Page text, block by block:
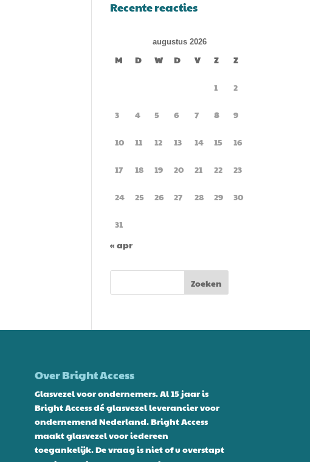
Recente reacties
augustus 2026
M D W D V Z Z
1 2
3 4 5 6 7 8 9
10 11 12 13 14 15 16
17 18 19 20 21 22 23
24 25 26 27 28 29 30
31
« apr
Over Bright Access
Glasvezel voor ondernemers. Al 15 jaar is
Bright Access dé glasvezel leverancier voor
ondernemend Nederland. Bright Access
maakt glasvezel voor iedereen
toegankelijk. De vraag is niet of u overstapt